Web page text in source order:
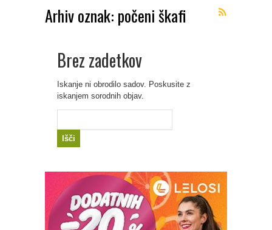
Arhiv oznak: počeni škafi
Brez zadetkov
Iskanje ni obrodilo sadov. Poskusite z
iskanjem sorodnih objav.